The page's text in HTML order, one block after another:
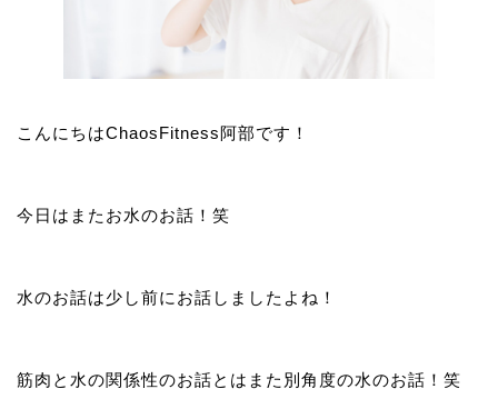
こんにちはChaosFitness阿部です！
今日はまたお水のお話！笑
水のお話は少し前にお話しましたよね！
筋肉と水の関係性のお話とはまた別角度の水のお話！笑